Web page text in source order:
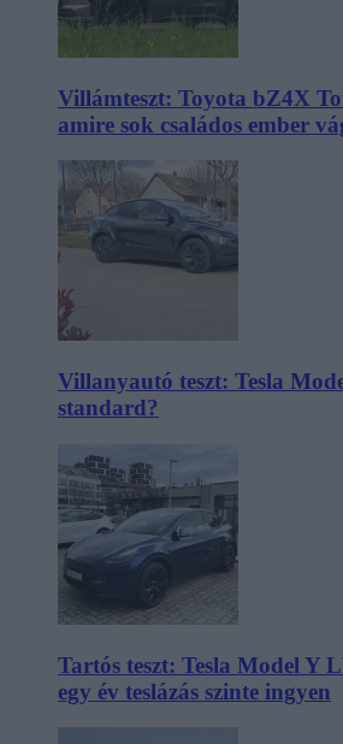
Villámteszt: Toyota bZ4X
amire sok családos ember
Villanyautó teszt: Tesla
standard?
Tartós teszt: Tesla Model Y
egy év teslázás szinte ingyen